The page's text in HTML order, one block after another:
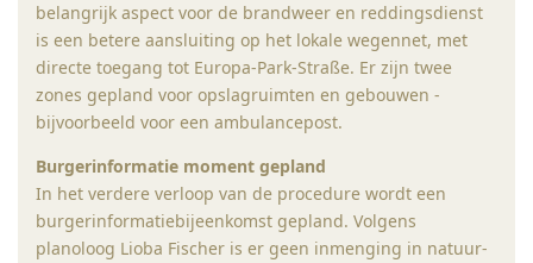
belangrijk aspect voor de brandweer en reddingsdienst
is een betere aansluiting op het lokale wegennet, met
directe toegang tot Europa-Park-Straße. Er zijn twee
zones gepland voor opslagruimten en gebouwen -
bijvoorbeeld voor een ambulancepost.
Burgerinformatie moment gepland
In het verdere verloop van de procedure wordt een
burgerinformatiebijeenkomst gepland. Volgens
planoloog Lioba Fischer is er geen inmenging in natuur-